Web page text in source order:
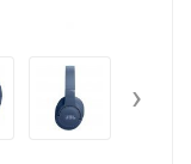
›